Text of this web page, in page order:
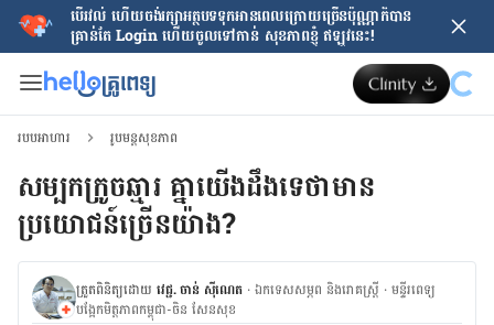
បើរវល់ ហើយចង់​រក្សាអត្ថបទទុកអានពេលក្រោយ​ច្រើនប៉ុណ្ណាក៏បាន
គ្រាន់តែ​ Login ហើយចូលទៅកាន់ សុខភាពខ្ញុំ ឥឡូវនេះ!
របបអាហារ រូបមន្តសុខភាព
សម្បក​ក្រូច​ឆ្មារ​ គ្នា​យើង​ដឹងទេថាមាន
ប្រយោជន៍ច្រើនយ៉ាង?
ត្រួតពិនិត្យដោយ វេជ្ជ. ចាន់ ស៊ីណេត ·ឯកទេសសម្ភព និងរោគស្ត្រី ·ម​ន្ទីរពេទ្យ
បង្អែកមិត្តភាពកម្ពុជា-ចិន សែនសុខ